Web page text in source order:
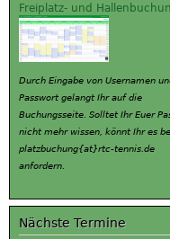
Freiplatz- und
Durch Eingabe von Usernamen
Passwort gelangt Ihr auf die
Buchungsseite. Solltet Ihr Euer
nicht mehr wissen, könnt Ihr es
platzbuchung{at}rtc-tennis.de
anfordern.
Nächste Termine